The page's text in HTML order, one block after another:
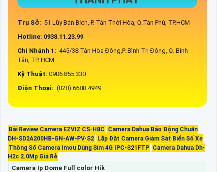
Trụ Sở: 51 Lũy Bán Bích, P. Tân Thới Hòa, Q.Tân Phú, TP.HCM
Hotline: 0938.11.23.99
Chi Nhánh 1: 445/38 Tân Hòa Đông,P. Bình Trị Đông, Q. Bình
Tân, TP. HCM
Kỹ Thuật: 0906.855.330
Điện Thoại: (028) 6688.4949
Bài Review Camera EZVIZ CS-H8C
Camera Dahua Báo Động Chuẩn
DH-SD2A200HB-GN-AW-PV-S2 Lắp Đặt Camera Giám Sát Biển Số Xe
Thông Số Camera Imou Dùng Sim 4G IPC-S21FTP Camera Dahua Dh-
H2c 2.0Mp Giá Rẻ
Camera Ip Dome Full color Hik